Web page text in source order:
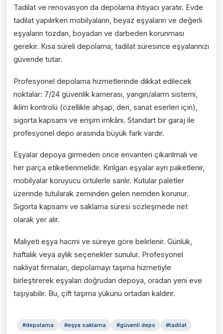
Tadilat ve renovasyon da depolama ihtiyacı yaratır. Evde
tadilat yapılırken mobilyaların, beyaz eşyaların ve değerli
eşyaların tozdan, boyadan ve darbeden korunması
gerekir. Kısa süreli depolama, tadilat süresince eşyalarınızı
güvende tutar.
Profesyonel depolama hizmetlerinde dikkat edilecek
noktalar: 7/24 güvenlik kamerası, yangın/alarm sistemi,
iklim kontrolü (özellikle ahşap, deri, sanat eserleri için),
sigorta kapsamı ve erişim imkânı. Standart bir garaj ile
profesyonel depo arasında büyük fark vardır.
Eşyalar depoya girmeden önce envanteri çıkarılmalı ve
her parça etiketlenmelidir. Kırılgan eşyalar ayrı paketlenir,
mobilyalar koruyucu örtülerle sarılır. Kutular paletler
üzerinde tutularak zeminden gelen nemden korunur.
Sigorta kapsamı ve saklama süresi sözleşmede net
olarak yer alır.
Maliyeti eşya hacmi ve süreye göre belirlenir. Günlük,
haftalık veya aylık seçenekler sunulur. Profesyonel
nakliyat firmaları, depolamayı taşıma hizmetiyle
birleştirerek eşyaları doğrudan depoya, oradan yeni eve
taşıyabilir. Bu, çift taşıma yükünü ortadan kaldırır.
#depolama #eşya saklama #güvenli depo #tadilat